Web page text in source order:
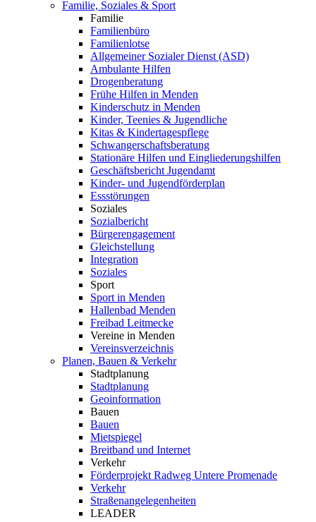
Familie, Soziales & Sport
Familie
Familienbüro
Familienlotse
Allgemeiner Sozialer Dienst (ASD)
Ambulante Hilfen
Drogenberatung
Frühe Hilfen in Menden
Kinderschutz in Menden
Kinder, Teenies & Jugendliche
Kitas & Kindertagespflege
Schwangerschaftsberatung
Stationäre Hilfen und Eingliederungshilfen
Geschäftsbericht Jugendamt
Kinder- und Jugendförderplan
Essstörungen
Soziales
Sozialbericht
Bürgerengagement
Gleichstellung
Integration
Soziales
Sport
Sport in Menden
Hallenbad Menden
Freibad Leitmecke
Vereine in Menden
Vereinsverzeichnis
Planen, Bauen & Verkehr
Stadtplanung
Stadtplanung
Geoinformation
Bauen
Bauen
Mietspiegel
Breitband und Internet
Verkehr
Förderprojekt Radweg Untere Promenade
Verkehr
Straßenangelegenheiten
LEADER